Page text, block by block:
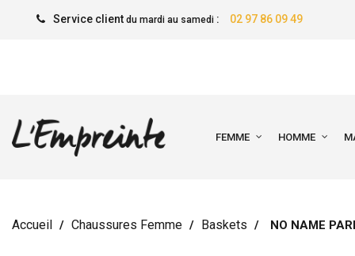
Service client du mardi au samedi: 02 97 86 09 49
FEMME HOMME
Accueil Chaussures Femme Baskets NO NAME